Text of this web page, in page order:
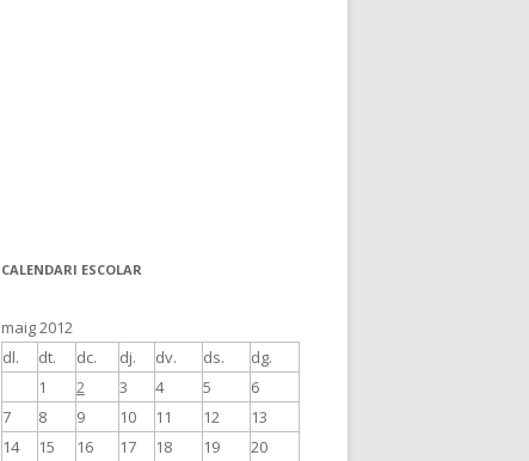
CALENDARI ESCOLAR
maig 2012
dl.
dt. dc. dj. dv. ds. dg.
1 2 3 4 5
6
7
8 9 10 11 12
13
14
15 16 17 18 19
20